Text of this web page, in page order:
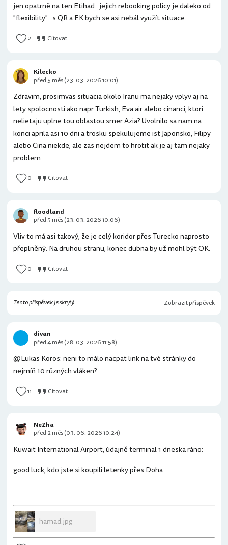
jen opatrně na ten Etihad.. jejich rebooking policy je daleko od
"flexibility". s QR a EK bych se asi nebál využít situace.
2 Citovat
Zdravim, prosimvas situacia okolo Iranu ma nejaky vplyv aj na
lety spolocnosti ako napr Turkish, Eva air alebo cinanci, ktori
nelietaju uplne tou oblastou smer Azia? Uvolnilo sa nam na
konci aprila asi 10 dni a trosku spekulujeme ist Japonsko, Filipy
alebo Cina niekde, ale zas nejdem to hrotit ak je aj tam nejaky
problem
0 Citovat
Kilecko
před 5 měs (23. 03. 2026 10:01)
Vliv to má asi takový, že je celý koridor přes Turecko naprosto
přeplněný. Na druhou stranu, konec dubna by už mohl být OK.
0 Citovat
floodland
před 5 měs (23. 03. 2026 10:06)
Zobrazit příspěvek
@Lukas Koros: neni to málo nacpat link na tvé stránky do
nejmíň 10 různých vláken?
11 Citovat
divan
před 4 měs (28. 03. 2026 11:58)
Kuwait International Airport, údajně terminal 1 dneska ráno:
good luck, kdo jste si koupili letenky přes Doha
hamad.jpg
NeZha
před 2 měs (03. 06. 2026 10:24)